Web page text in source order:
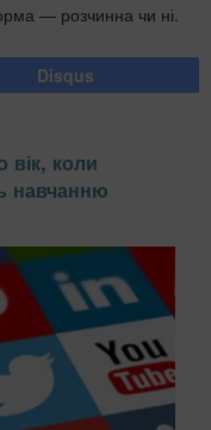
— розчинна чи ні.
Disqus
вік, коли
навчанню